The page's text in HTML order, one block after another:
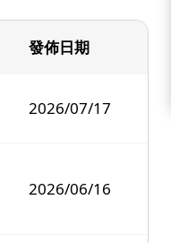
發佈日期
2026/07/17
2026/06/16